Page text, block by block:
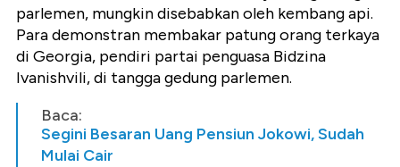
parlemen, mungkin disebabkan oleh kembang api.
Para demonstran membakar patung orang terkaya
di Georgia, pendiri partai penguasa Bidzina
Ivanishvili, di tangga gedung parlemen.
Baca:
Segini Besaran Uang Pensiun Jokowi, Sudah
Mulai Cair